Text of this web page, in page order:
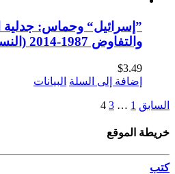
”إسرائيل“ وحماس: جدلية
والتفاوض 1987-2014 (النسخة الإلكترونية)
$3.49
إضافة إلى السلة البيانات
السابق 1
…
3
4
خريطة الموقع
كتب